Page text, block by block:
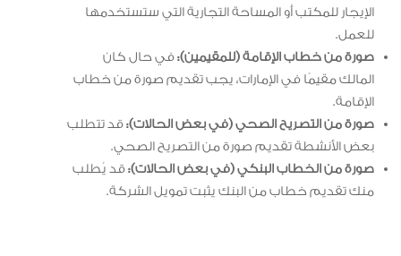
الإيجار للمكتب أو المساحة التجارية التي ستستخدمها
للعمل.
صورة من خطاب الإقامة (للمقيمين):في حال كان
المالك مقيمًا في الإمارات، يجب تقديم صورة من خطاب
الإقامة.
صورة من التصريح الصحي (في بعض الحالات):قد تتطلب
بعض الأنشطة تقديم صورة من التصريح الصحي.
صورة من الخطاب البنكي (في بعض الحالات):قد يُطلب
منك تقديم خطاب من البنك يثبت تمويل الشركة.